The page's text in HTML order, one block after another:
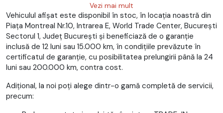
✔️ Sistem audioMark Levinson Premium Surround
✔️Head-Up Display
✔️Navigație Lexus Link Pro , ecran tactil 14”
✔️Apple CarPlay & Android Auto wireless
✔️Scaune față ventilate și încălzite
✔️Scaune spate încălzite
✔️Camera 360° + Park Assist automat
Adaptive Cruise Control
Vezi mai mult
Vehiculul afișat este disponibil în stoc, în locația noastră din
Piața Montreal Nr.10, Intrarea E, World Trade Center, Bucureşti
Sectorul 1, Județ București și beneficiază de o garanție
inclusă de 12 luni sau 15.000 km, în condițiile prevăzute în
certificatul de garanție, cu posibilitatea prelungirii până la 24
luni sau 200.000 km, contra cost.
Adițional, la noi poți alege dintr-o gamă completă de servicii,
precum: